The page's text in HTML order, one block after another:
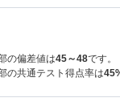
の偏差値は45～48です。
の共通テスト得点率は